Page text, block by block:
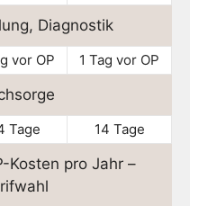
Diagnostik
vor OP 1 Tag vor OP
Tage 14 Tage
Kosten pro Jahr –